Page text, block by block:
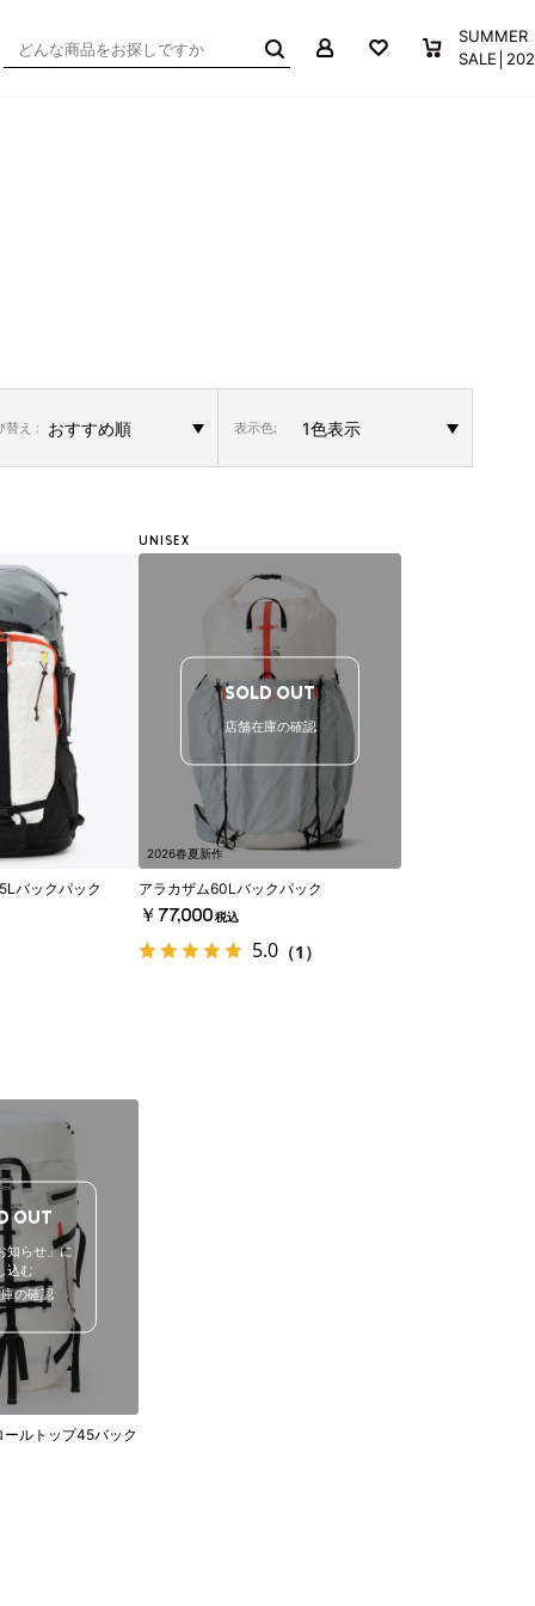
お気に入り買い物か
SUMMER
替え : 表示色:
バックパック
UNISEX
2026春夏新作
SOLD OUT
店舗在庫の確認
アラカザム60Lバックパック
￥77,000 税込
5.0 （1）
OUT
知らせ」に
込む
の確認
ルトップ45バック